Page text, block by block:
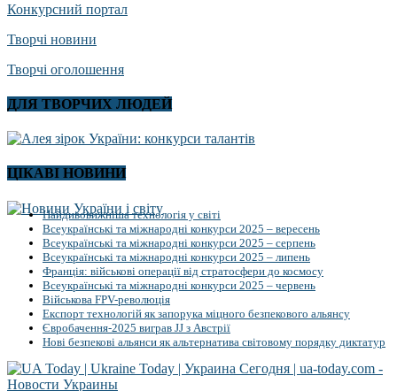
Конкурсний портал
Творчі новини
Творчі оголошення
ДЛЯ ТВОРЧИХ ЛЮДЕЙ
ЦІКАВІ НОВИНИ
Найдивовижніша технологія у світі
Всеукраїнські та міжнародні конкурси 2025 – вересень
Всеукраїнські та міжнародні конкурси 2025 – серпень
Всеукраїнські та міжнародні конкурси 2025 – липень
Франція: військові операції від стратосфери до космосу
Всеукраїнські та міжнародні конкурси 2025 – червень
Військова FPV-революція
Експорт технологій як запорука міцного безпекового альянсу
Євробачення-2025 виграв JJ з Австрії
Нові безпекові альянси як альтернатива світовому порядку диктатур